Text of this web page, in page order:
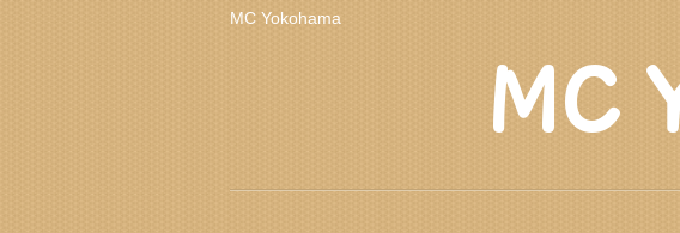
MC Yokohama